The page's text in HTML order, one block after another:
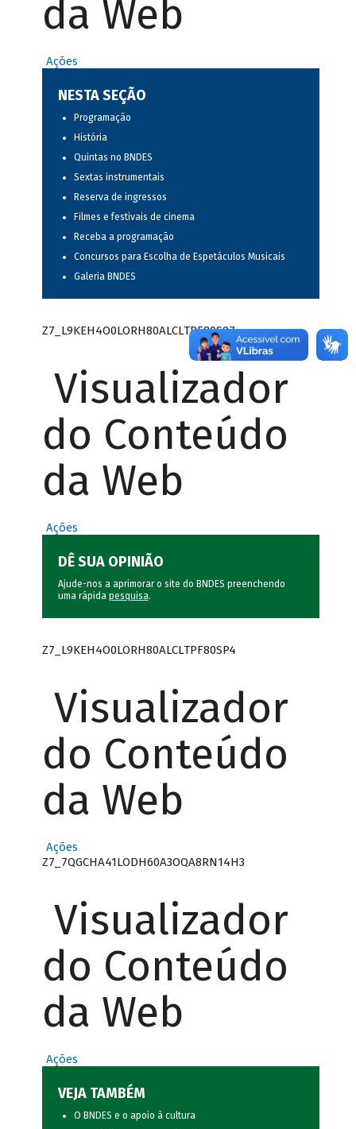
da Web
Ações
NESTA SEÇÃO
Programação
História
Quintas no BNDES
Sextas instrumentais
Reserva de ingressos
Filmes e festivais de cinema
Receba a programação
Concursos para Escolha de Espetáculos Musicais
Galeria BNDES
Z7_L9KEH4O0LORH80ALCLTPF80S97
Visualizador
do Conteúdo
da Web
Ações
DÊ SUA OPINIÃO
Ajude-nos a aprimorar o site do BNDES preenchendo
uma rápida pesquisa.
Z7_L9KEH4O0LORH80ALCLTPF80SP4
Visualizador
do Conteúdo
da Web
Ações
Z7_7QGCHA41LODH60A3OQA8RN14H3
Visualizador
do Conteúdo
da Web
Ações
VEJA TAMBÉM
O BNDES e o apoio à cultura